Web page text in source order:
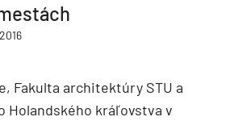
Fakulta architektúry STU a
Holandského kráľovstva v